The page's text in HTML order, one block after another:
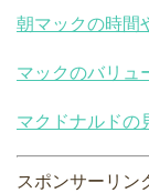
朝マックの時間
マックのバリュ
マクドナルドの
スポンサーリン